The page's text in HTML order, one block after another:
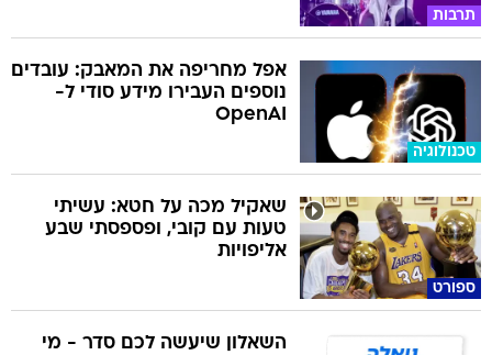
תרבות
טכנולוגיה
אפל מחריפה את המאבק: עובדים
נוספים העבירו מידע סודי ל-
OpenAI
ספורט
שאקיל מכה על חטא: עשיתי
טעות עם קובי, ופספסתי שבע
אליפויות
השאלון שיעשה לכם סדר - מי